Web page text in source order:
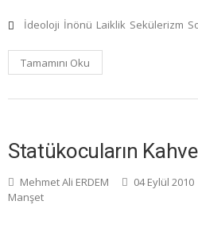
İdeoloji İnönü Laiklik Sekülerizm
Tamamını Oku
Statükocuların
Mehmet Ali ERDEM 04 Eylül 2010
Manşet